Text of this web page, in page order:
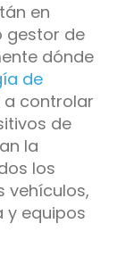
en
gestor de
dónde
de
a controlar
de
la
los
vehículos,
y equipos